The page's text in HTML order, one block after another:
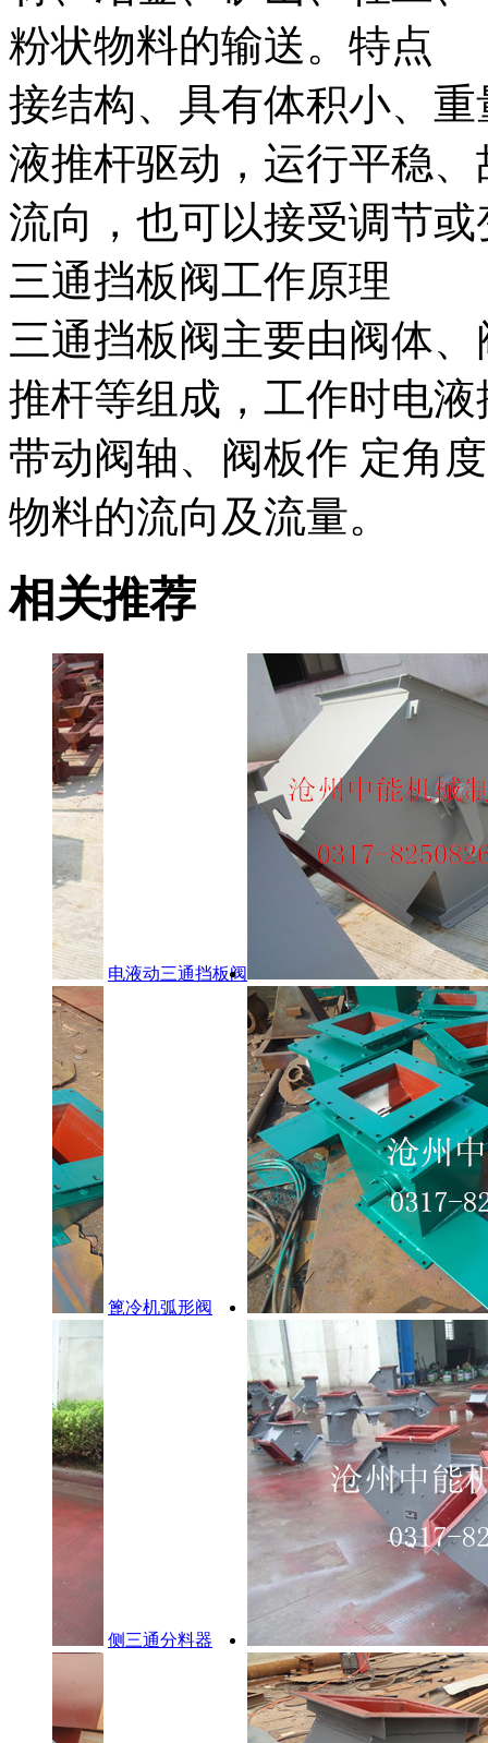
粉状物料的输送。特点
接结构、具有体积小、
液推杆驱动，运行平稳
流向，也可以接受调节
三通挡板阀工作原理
三通挡板阀主要由阀体
推杆等组成，工作时电
带动阀轴、阀板作 定角
物料的流向及流量。
相关推荐
电液动三通挡板阀
篦冷机弧形阀
侧三通分料器